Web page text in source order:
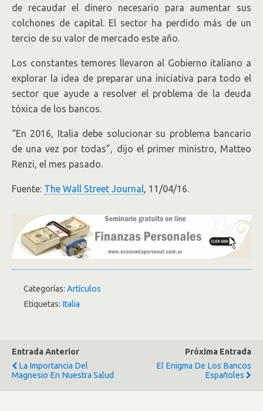
de recaudar el dinero necesario para aumentar sus
colchones de capital. El sector ha perdido más de un
tercio de su valor de mercado este año.
Los constantes temores llevaron al Gobierno italiano a
explorar la idea de preparar una iniciativa para todo el
sector que ayude a resolver el problema de la deuda
tóxica de los bancos.
“En 2016, Italia debe solucionar su problema bancario
de una vez por todas”, dijo el primer ministro, Matteo
Renzi, el mes pasado.
Fuente: The Wall Street Journal, 11/04/16.
Categorías: Artículos
Etiquetas: Italia
Entrada Anterior
La Importancia Del
Magnesio En Nuestra Salud
Próxima Entrada
El Enigma De Los Bancos
Españoles